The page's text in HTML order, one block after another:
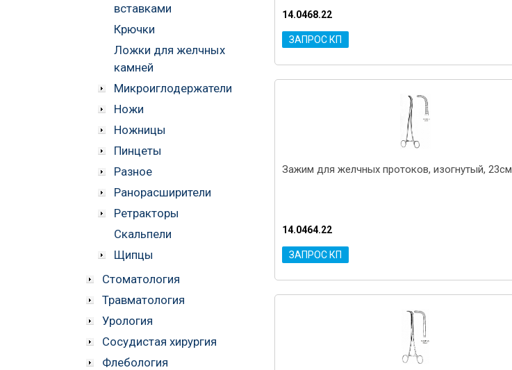
вставками
Крючки
Ложки для желчных
камней
Микроиглодержатели
Ножи
Ножницы
Пинцеты
Разное
Ранорасширители
Ретракторы
Скальпели
Щипцы
Стоматология
Травматология
Урология
Сосудистая хирургия
Флебология
14.0468.22
ЗАПРОС КП
Зажим для желчных протоков, изогнутый, 23см
14.0464.22
ЗАПРОС КП